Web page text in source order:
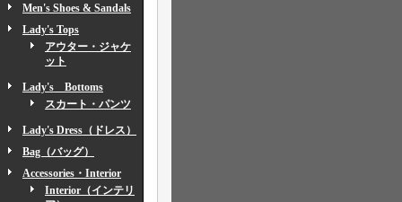
Men's Shoes & Sandals
Lady's Tops
アウター・ジャケ
ット
Lady's Bottoms
スカート・パンツ
Lady's Dress（ドレス）
Bag（バッグ）
Accessories・Interior
Interior（インテリ